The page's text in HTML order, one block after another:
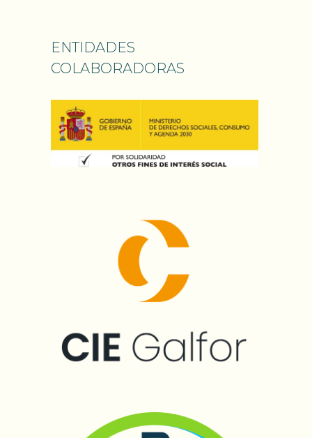
ENTIDADES
COLABORADORAS